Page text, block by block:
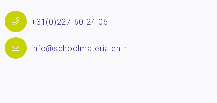
+31(0)227-60 24 06
info@schoolmaterialen.nl